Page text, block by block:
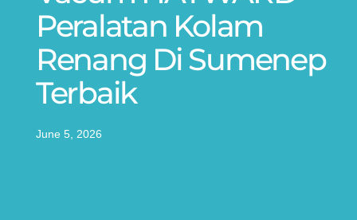
Peralatan Kolam
Renang Di Sumenep
Terbaik
June 5, 2026